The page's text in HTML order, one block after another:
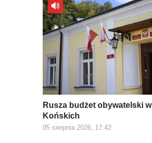
Rusza budżet obywatelski w
Końskich
05 sierpnia 2026, 17:42